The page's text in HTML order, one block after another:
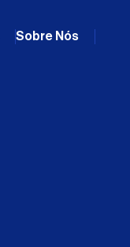
Sobre Nós